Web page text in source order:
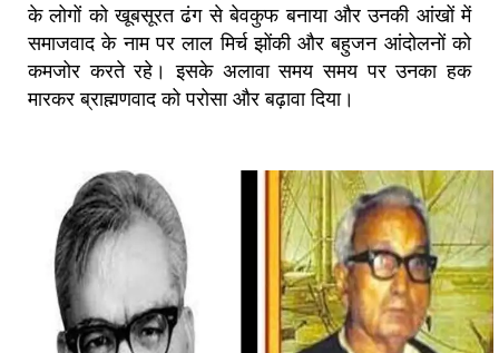
के लोगों को खूबसूरत ढंग से बेवकुफ बनाया और उनकी आंखों में
समाजवाद के नाम पर लाल मिर्च झोंकी और बहुजन आंदोलनों को
कमजोर करते रहे। इसके अलावा समय समय पर उनका हक
मारकर ब्राह्मणवाद को परोसा और बढ़ावा दिया।